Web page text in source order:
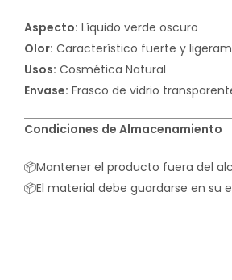
Aspecto: Líquido verde oscuro
Olor: Característico fuerte y
Usos: Cosmética Natural
Envase: Frasco de vidrio
Condiciones de Almacenamiento
📦Mantener el producto fuera del
📦El material debe guardarse en su